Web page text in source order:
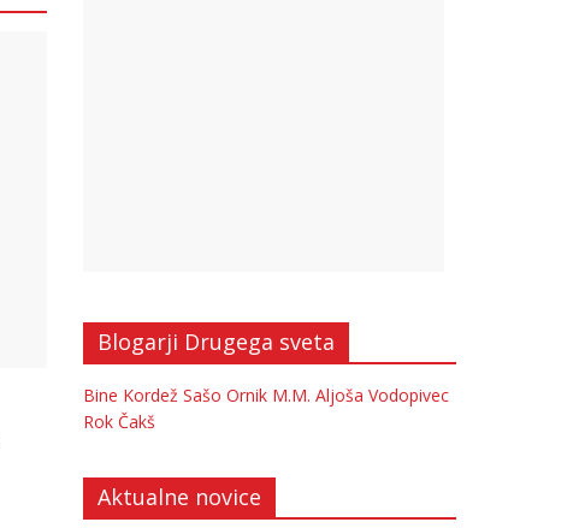
Blogarji Drugega sveta
Bine Kordež Sašo Ornik M.M. Aljoša Vodopivec
Rok Čakš
Aktualne novice